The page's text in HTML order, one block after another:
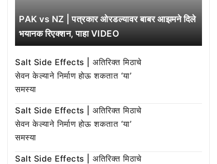
PAK vs NZ | पत्रकार ओरडल्यावर बाबर आझमने दिले
भयानक रिएक्शन, पाहा VIDEO
Salt Side Effects | अतिरिक्त मिठाचे
सेवन केल्याने निर्माण होऊ शकतात ‘या’
समस्या
Salt Side Effects | अतिरिक्त मिठाचे
सेवन केल्याने निर्माण होऊ शकतात ‘या’
समस्या
Salt Side Effects | अतिरिक्त मिठाचे